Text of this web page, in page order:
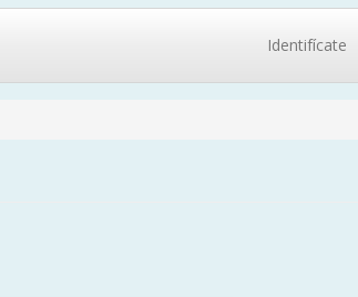
Identifícate